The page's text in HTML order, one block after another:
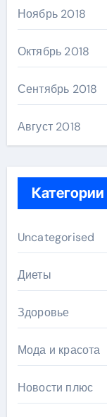
Ноябрь 2018
Октябрь 2018
Сентябрь 2018
Август 2018
Категории
Uncategorised
Диеты
Здоровье
Мода и красота
Новости плюс